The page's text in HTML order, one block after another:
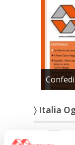
〉 Italia